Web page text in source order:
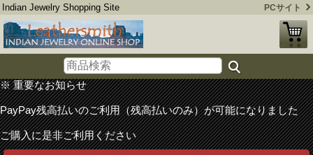
Indian Jewelry Shopping Site PCサイト
※ 重要なお知らせ
PayPay残高払いのご利用（残高払いのみ）が可能になりました
ご購入に是非ご利用ください